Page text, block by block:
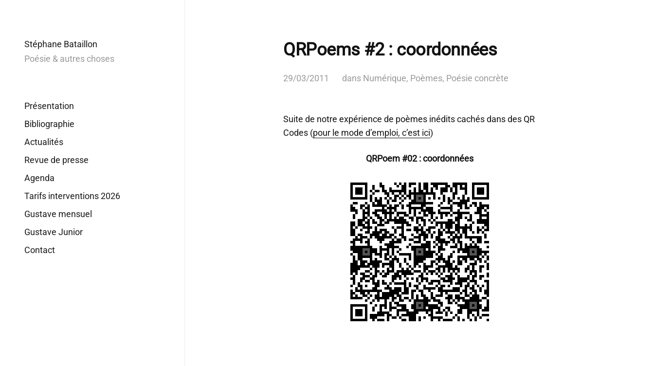
Stéphane Bataillon
Poésie & autres choses
Présentation
Bibliographie
Actualités
Revue de presse
Agenda
Tarifs interventions 2026
Gustave mensuel
Gustave Junior
Contact
QRPoems #2 : coordonnées
29/03/2011 dans Numérique, Poèmes, Poésie concrète
Suite de notre expérience de poèmes inédits cachés dans des QR
Codes (pour le mode d’emploi, c’est ici)
QRPoem #02 : coordonnées